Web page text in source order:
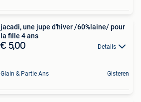
jacadi, une jupe d'hiver /60%laine/ pour
la fille 4 ans
€ 5,00 Details
Glain & Partie Ans Gisteren